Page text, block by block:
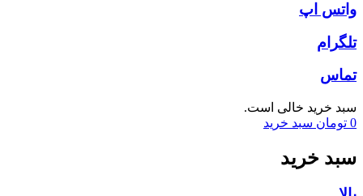
واتس اپ
تلگرام
تماس
سبد خرید خالی است.
0 تومان سبد خرید
سبد خرید